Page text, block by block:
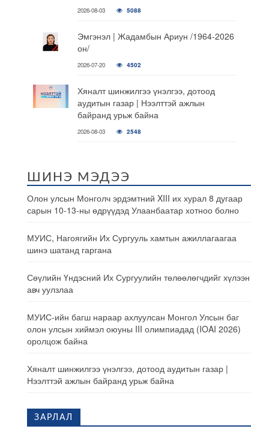
2026-08-03 5088
Эмгэнэл | Жадамбын Ариун /1964-2026
он/
2026-07-20 4502
Хяналт шинжилгээ үнэлгээ, дотоод
аудитын газар | Нээлттэй ажлын
байранд урьж байна
2026-08-03 2548
ШИНЭ МЭДЭЭ
Олон улсын Монголч эрдэмтний XIII их хурал 8 дугаар
сарын 10-13-ны өдрүүдэд Улаанбаатар хотноо болно
МУИС, Нагоягийн Их Сургууль хамтын ажиллагаагаа
шинэ шатанд гаргана
Сөүлийн Үндэсний Их Сургуулийн төлөөлөгчдийг хүлээн
авч уулзлаа
МУИС-ийн багш нараар ахлуулсан Монгол Улсын баг
олон улсын хиймэл оюуны III олимпиадад (IOAI 2026)
оролцож байна
Хяналт шинжилгээ үнэлгээ, дотоод аудитын газар |
Нээлттэй ажлын байранд урьж байна
ЗАРЛАЛ